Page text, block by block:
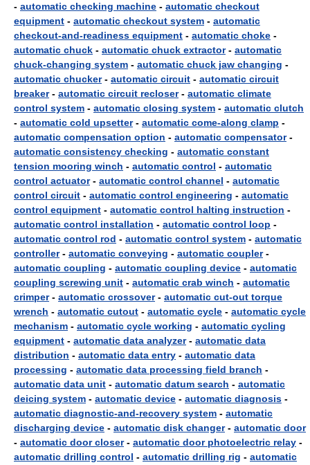
- automatic checking machine - automatic checkout
equipment - automatic checkout system - automatic
checkout-and-readiness equipment - automatic choke -
automatic chuck - automatic chuck extractor- automatic
chuck-changing system - automatic chuck jaw changing -
automatic chucker- automatic circuit - automatic circuit
breaker- automatic circuit recloser- automatic climate
control system - automatic closing system - automatic clutch
- automatic cold upsetter- automatic come-along clamp -
automatic compensation option - automatic compensator-
automatic consistency checking - automatic constant
tension mooring winch - automatic control - automatic
control actuator- automatic control channel - automatic
control circuit - automatic control engineering - automatic
control equipment - automatic control halting instruction -
automatic control installation - automatic control loop -
automatic control rod - automatic control system - automatic
controller- automatic conveying - automatic coupler-
automatic coupling - automatic coupling device - automatic
coupling screwing unit - automatic crab winch - automatic
crimper- automatic crossover- automatic cut-out torque
wrench - automatic cutout - automatic cycle - automatic cycle
mechanism - automatic cycle working - automatic cycling
equipment - automatic data analyzer- automatic data
distribution - automatic data entry - automatic data
processing - automatic data processing field branch -
automatic data unit - automatic datum search - automatic
deicing system - automatic device - automatic diagnosis -
automatic diagnostic-and-recovery system - automatic
discharging device - automatic disk changer- automatic door
- automatic door closer- automatic door photoelectric relay -
automatic drilling control - automatic drilling rig - automatic